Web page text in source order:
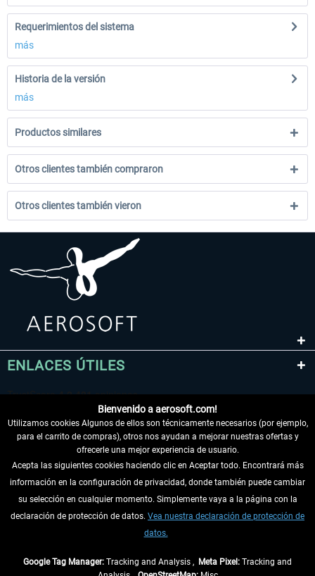
Requerimientos del sistema
más
Historia de la versión
más
Productos similares
Otros clientes también compraron
Otros clientes también vieron
ENLACES ÚTILES
DESISTIR DEL CONTRATO
INFORMACIÓN
Bienvenido a aerosoft.com!
Utilizamos cookies Algunos de ellos son técnicamente necesarios (por ejemplo,
para el carrito de compras), otros nos ayudan a mejorar nuestras ofertas y
ofrecerle una mejor experiencia de usuario.
Acepta las siguientes cookies haciendo clic en Aceptar todo. Encontrará más
información en la configuración de privacidad, donde también puede cambiar
su selección en cualquier momento. Simplemente vaya a la página con la
declaración de protección de datos. Vea nuestra declaración de protección de
datos.
Google Tag Manager: Tracking and Analysis , Meta Pixel: Tracking and